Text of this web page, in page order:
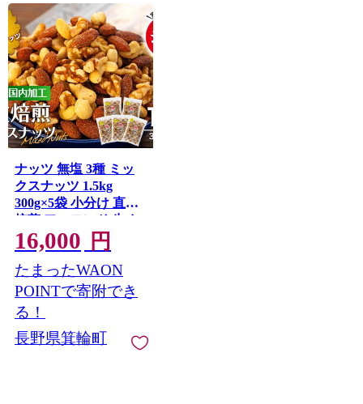
ナッツ 無塩 3種 ミッ
クスナッツ 1.5kg
300g×5袋 小分け 直火
焙煎 アーモンド 生く
るみ カシューナッツ
おすすめ 健康
16,000 円
たまったWAON
POINTで寄附でき
る！
長野県箕輪町